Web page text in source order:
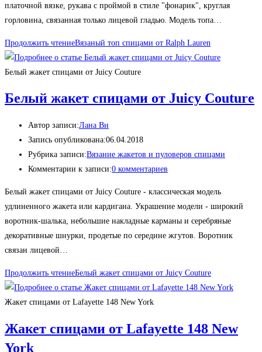
платочной вязке, рукава с проймой в стиле "фонарик", круглая
горловина, связанная только лицевой гладью. Модель топа…
Продолжить чтениеВязаный топ спицами от Ralph Lauren
Белый жакет спицами от Juicy Couture
Белый жакет спицами от Juicy Couture
Автор записи:Лана Ви
Запись опубликована:06.04.2018
Рубрика записи:Вязание жакетов и пуловеров спицами
Комментарии к записи:0 комментариев
Белый жакет спицами от Juicy Couture - классическая модель
удлиненного жакета или кардигана. Украшение модели - широкий
воротник-шалька, небольшие накладные карманы и серебряные
декоративные шнурки, продетые по середине жгутов. Воротник
связан лицевой…
Продолжить чтениеБелый жакет спицами от Juicy Couture
Жакет спицами от Lafayette 148 New York
Жакет спицами от Lafayette 148 New
York